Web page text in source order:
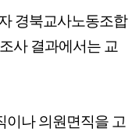
경북교사노동조합
사 결과에서는 교
이나 의원면직을 고